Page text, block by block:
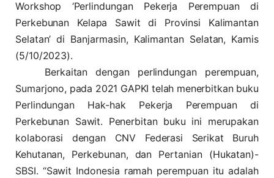
Workshop ‘Perlindungan Pekerja Perempuan di
Perkebunan Kelapa Sawit di Provinsi Kalimantan
Selatan’ di Banjarmasin, Kalimantan Selatan, Kamis
(5/10/2023).
Berkaitan dengan perlindungan perempuan,
Sumarjono, pada 2021 GAPKI telah menerbitkan buku
Perlindungan Hak-hak Pekerja Perempuan di
Perkebunan Sawit. Penerbitan buku ini merupakan
kolaborasi dengan CNV Federasi Serikat Buruh
Kehutanan, Perkebunan, dan Pertanian (Hukatan)-
SBSI. “Sawit Indonesia ramah perempuan itu adalah